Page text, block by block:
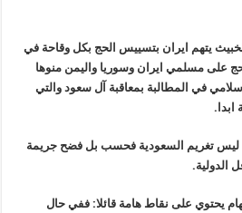
يتهم ايران بتسييس الحج بكل وقاحة في
على مسلمي ايران وسوريا واليمن منوها
في المطالبة بمعاقبة آل سعود والتي
ابدا.
ليس تغريم السعودية فحسب بل فضح جريمة
الدولية.
يحتوي على نقاط هامة قائلا: ففي حال